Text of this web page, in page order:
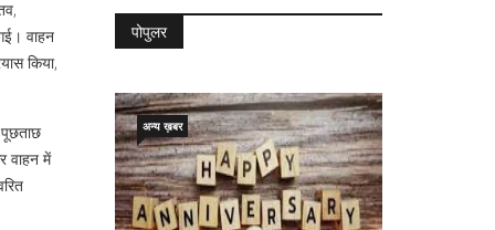
वाहन
किया,
वाहन में
पोपुलर
अन्य ख़बर